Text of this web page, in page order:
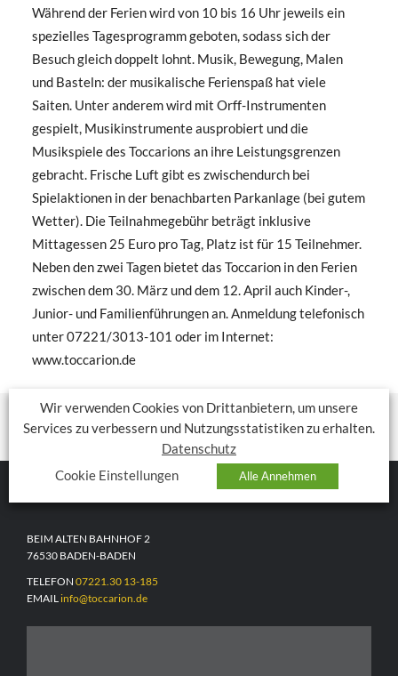
Während der Ferien wird von 10 bis 16 Uhr jeweils ein
spezielles Tagesprogramm geboten, sodass sich der
Besuch gleich doppelt lohnt. Musik, Bewegung, Malen
und Basteln: der musikalische Ferienspaß hat viele
Saiten. Unter anderem wird mit Orff-Instrumenten
gespielt, Musikinstrumente ausprobiert und die
Musikspiele des Toccarions an ihre Leistungsgrenzen
gebracht. Frische Luft gibt es zwischendurch bei
Spielaktionen in der benachbarten Parkanlage (bei gutem
Wetter). Die Teilnahmegebühr beträgt inklusive
Mittagessen 25 Euro pro Tag, Platz ist für 15 Teilnehmer.
Neben den zwei Tagen bietet das Toccarion in den Ferien
zwischen dem 30. März und dem 12. April auch Kinder-,
Junior- und Familienführungen an. Anmeldung telefonisch
unter 07221/3013-101 oder im Internet:
www.toccarion.de
BEIM ALTEN BAHNHOF 2
76530 BADEN-BADEN
TELEFON 07221.30 13-185
EMAIL info@toccarion.de
Wir verwenden Cookies von Drittanbietern, um unsere
Services zu verbessern und Nutzungsstatistiken zu erhalten.
Datenschutz
Cookie Einstellungen
Alle Annehmen